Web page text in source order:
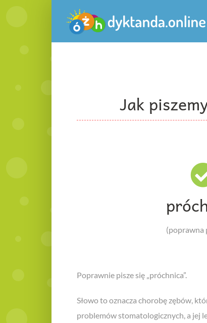
Jak
(poprawna
Poprawnie pisze się „próchnica”.
Słowo to oznacza chorobę zębów,
problemów stomatologicznych, a jej